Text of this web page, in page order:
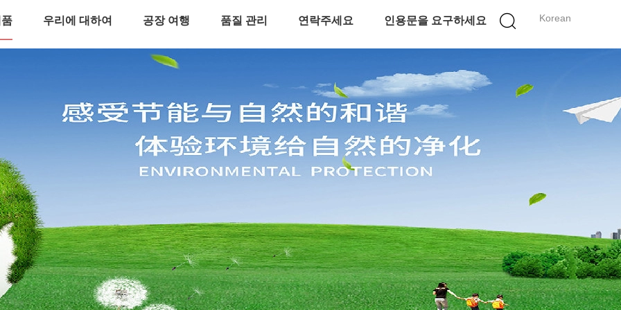
Korean
우리에 대하여 공장 여행 품질 관리 연락주세요 인용문을 요구하세요